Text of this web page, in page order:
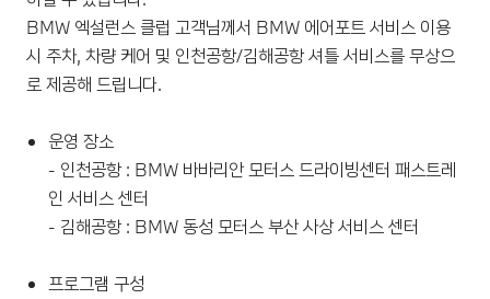
BMW 엑설런스 클럽 고객님께서 BMW 에어포트 서비스 이용
시 주차, 차량 케어 및 인천공항/김해공항 셔틀 서비스를 무상으
로 제공해 드립니다.
운영 장소
- 인천공항 : BMW 바바리안 모터스 드라이빙센터 패스트레
인 서비스 센터
- 김해공항 : BMW 동성 모터스 부산 사상 서비스 센터
프로그램 구성